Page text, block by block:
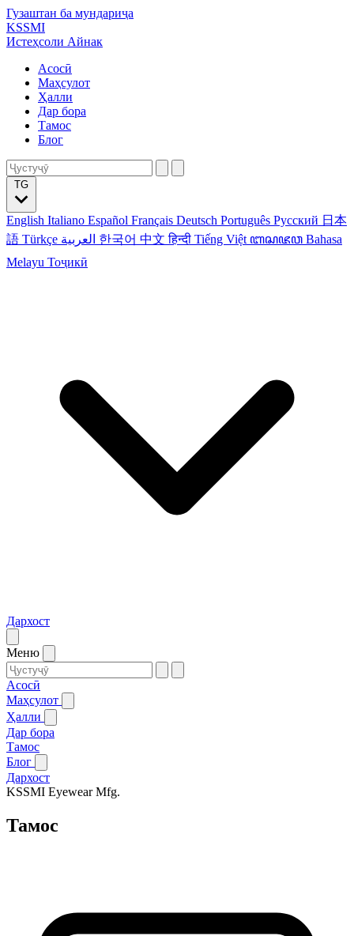
Гузаштан ба мундариҷа
KSSMI
Истеҳсоли Айнак
Асосӣ
Маҳсулот
Ҳалли
Дар бора
Тамос
Блог
English Italiano Español Français Deutsch Português Русский 日本
語 Türkçe 한국어 中文हिन्दी Tiếng Việt ꦧꦱꦗꦮ Bahasa
Melayu Тоҷикӣ
Дархост
Меню
Асосӣ
Маҳсулот
Ҳалли
Дар бора
Тамос
Блог
Дархост
KSSMI Eyewear Mfg.
Тамос